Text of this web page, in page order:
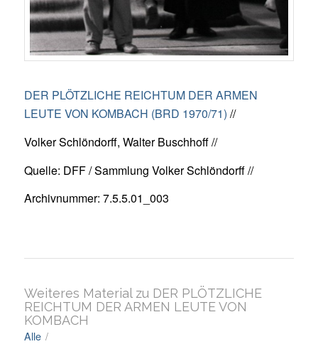
DER PLÖTZLICHE REICHTUM DER ARMEN
LEUTE VON KOMBACH (BRD 1970/71) //
Volker Schlöndorff, Walter Buschhoff //
Quelle: DFF / Sammlung Volker Schlöndorff //
Archivnummer: 7.5.5.01_003
Weiteres Material zu DER PLÖTZLICHE
REICHTUM DER ARMEN LEUTE VON
KOMBACH
Alle /